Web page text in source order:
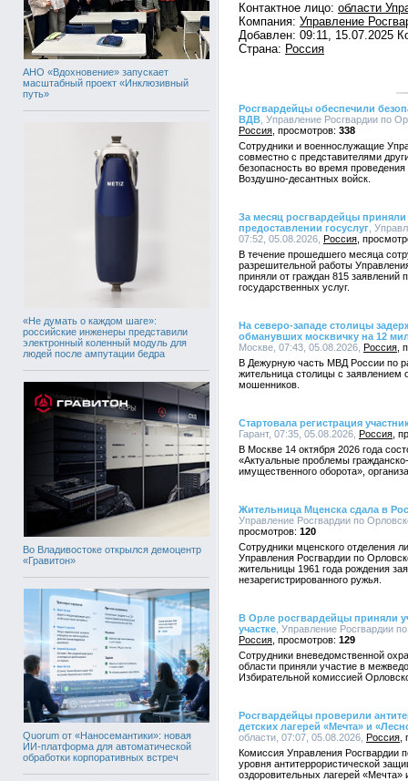
АНО «Вдохновение» запускает
масштабный проект «Инклюзивный
путь»
«Не думать о каждом шаге»:
российские инженеры представили
электронный коленный модуль для
людей после ампутации бедра
Во Владивостоке открылся демоцентр
«Гравитон»
Quorum от «Наносемантики»: новая
ИИ-платформа для автоматической
обработки корпоративных встреч
Контактное лицо: области
Компания: Управление
Добавлен: 09:11, 15.07.2025
Страна: Россия
Росгвардейцы обеспечили
ВДВ , Управление Росгвардии по
Россия
338
Сотрудники и военнослужащие
совместно с представителями
безопасность во время
Воздушно-десантных войск.
За месяц росгвардейцы приняли
предоставлении госуслуг ,
07:52, 05.08.2026, Россия
В течение прошедшего месяца
разрешительной работы
приняли от граждан 815 заявлений
государственных услуг.
На северо-западе столицы
обманувших москвичку на 12
Москве, 07:43, 05.08.2026, Россия
В Дежурную часть МВД России по
жительница столицы с заявлением
мошенников.
Стартовала регистрация
Гарант, 07:35, 05.08.2026, Россия
В Москве 14 октября 2026 года
«Актуальные проблемы
имущественного оборота»,
Жительница Мценска сдала в
Управление Росгвардии по
120
Сотрудники мценского отделения
Управления Росгвардии по
жительницы 1961 года рождения
незарегистрированного ружья.
В Орле росгвардейцы приняли
участке , Управление Росгвардии
Россия
129
Сотрудники вневедомственной
области приняли участие в
Избирательной комиссией
Росгвардейцы проверили
детских лагерей «Мечта» и
области, 07:07, 05.08.2026, Россия
Комиссия Управления Росгвардии
уровня антитеррористической
оздоровительных лагерей «Мечта»